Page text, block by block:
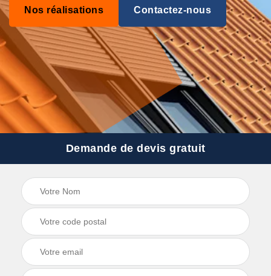
Nos réalisations Contactez-nous
Demande de devis gratuit